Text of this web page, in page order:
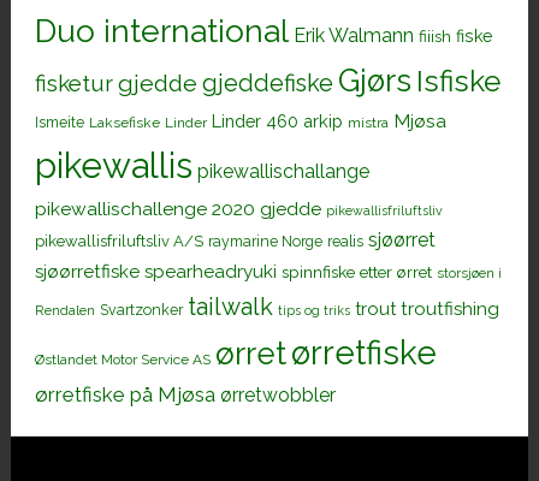
Duo international Erik Walmann fiiish fiske
fisketurgjedde gjeddefiske Gjørs Isfiske
Ismeite Laksefiske Linder Linder 460 arkip mistra Mjøsa
pikewallis pikewallischallange
pikewallischallenge 2020 gjedde pikewallisfriluftsliv
pikewallisfriluftsliv A/S raymarine Norge realis sjøørret
sjøørretfiske spearheadryuki spinnfiske etter ørret storsjøen i
Rendalen Svartzonker tailwalk tips og triks trout troutfishing
Østlandet Motor Service AS ørretørretfiske
ørretfiske på Mjøsa ørretwobbler